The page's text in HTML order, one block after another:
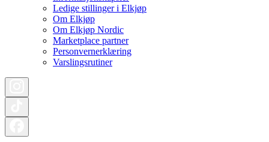
Ledige stillinger i Elkjøp
Om Elkjøp
Om Elkjøp Nordic
Marketplace partner
Personvernerklæring
Varslingsrutiner